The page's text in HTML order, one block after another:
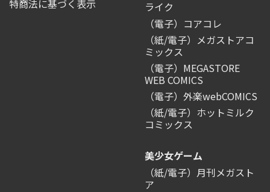
特商法に基づく表示
ライク
（電子）コアコレ
（紙/電子）メガストアコ
ミックス
（電子）MEGASTORE
WEB COMICS
（電子）外楽webCOMICS
（紙/電子）ホットミルク
コミックス
美少女ゲーム
（紙/電子）月刊メガスト
ア